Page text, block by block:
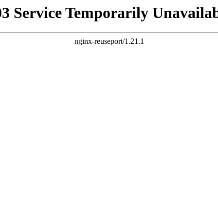
Service Temporarily
nginx-reuseport/1.21.1